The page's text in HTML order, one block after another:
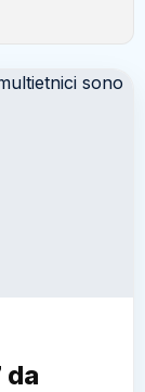
da